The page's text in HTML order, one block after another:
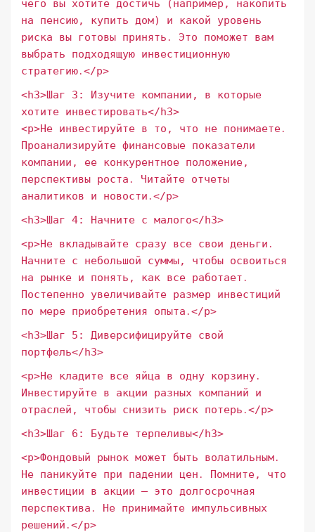
чего вы хотите достичь (например, накопить
на пенсию, купить дом) и какой уровень
риска вы готовы принять․ Это поможет вам
выбрать подходящую инвестиционную
стратегию․</p>
<h3>Шаг 3: Изучите компании, в которые
хотите инвестировать</h3>
<p>Не инвестируйте в то, что не понимаете․
Проанализируйте финансовые показатели
компании, ее конкурентное положение,
перспективы роста․ Читайте отчеты
аналитиков и новости․</p>
<h3>Шаг 4: Начните с малого</h3>
<p>Не вкладывайте сразу все свои деньги․
Начните с небольшой суммы, чтобы освоиться
на рынке и понять, как все работает․
Постепенно увеличивайте размер инвестиций
по мере приобретения опыта․</p>
<h3>Шаг 5: Диверсифицируйте свой
портфель</h3>
<p>Не кладите все яйца в одну корзину․
Инвестируйте в акции разных компаний и
отраслей, чтобы снизить риск потерь․</p>
<h3>Шаг 6: Будьте терпеливы</h3>
<p>Фондовый рынок может быть волатильным․
Не паникуйте при падении цен․ Помните, что
инвестиции в акции – это долгосрочная
перспектива․ Не принимайте импульсивных
решений․</p>